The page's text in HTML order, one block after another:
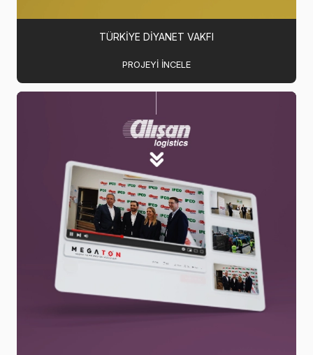
TÜRKIYE DIYANET VAKFI
PROJEYI INCELE